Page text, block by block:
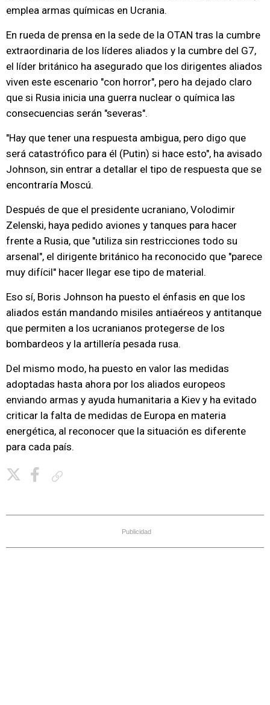
emplea armas químicas en Ucrania.
En rueda de prensa en la sede de la OTAN tras la cumbre
extraordinaria de los líderes aliados y la cumbre del G7,
el líder británico ha asegurado que los dirigentes aliados
viven este escenario "con horror", pero ha dejado claro
que si Rusia inicia una guerra nuclear o química las
consecuencias serán "severas".
"Hay que tener una respuesta ambigua, pero digo que
será catastrófico para él (Putin) si hace esto", ha avisado
Johnson, sin entrar a detallar el tipo de respuesta que se
encontraría Moscú.
Después de que el presidente ucraniano, Volodimir
Zelenski, haya pedido aviones y tanques para hacer
frente a Rusia, que "utiliza sin restricciones todo su
arsenal", el dirigente británico ha reconocido que "parece
muy difícil" hacer llegar ese tipo de material.
Eso sí, Boris Johnson ha puesto el énfasis en que los
aliados están mandando misiles antiaéreos y antitanque
que permiten a los ucranianos protegerse de los
bombardeos y la artillería pesada rusa.
Del mismo modo, ha puesto en valor las medidas
adoptadas hasta ahora por los aliados europeos
enviando armas y ayuda humanitaria a Kiev y ha evitado
criticar la falta de medidas de Europa en materia
energética, al reconocer que la situación es diferente
para cada país.
Publicidad